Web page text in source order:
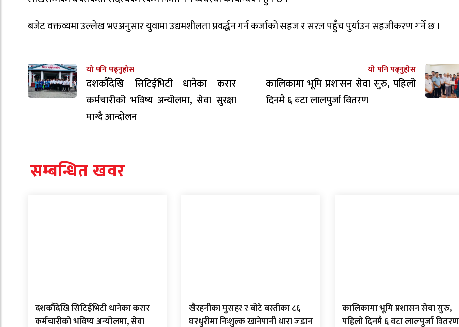
बजेट वक्तव्यमा उल्लेख भएअनुसार युवामा उद्यमशीलता प्रवर्द्धन गर्न कर्जाको सहज र सरल पहुँच पुर्याउन सहजीकरण गर्ने छ ।
यो पनि पढ्नुहोस
दशकौँदेखि सिटिईभिटी धानेका करार
कर्मचारीको भविष्य अन्योलमा, सेवा सुरक्षा
माग्दै आन्दोलन
यो पनि पढ्नुहोस
कालिकामा भूमि प्रशासन सेवा सुरु, पहिलो
दिनमै ६ वटा लालपुर्जा वितरण
सम्बन्धित खवर
दशकौँदेखि सिटिईभिटी धानेका करार
कर्मचारीको भविष्य अन्योलमा, सेवा
खैरहनीका मुसहर र बोटे बस्तीका ८६
घरधुरीमा निःशुल्क खानेपानी धारा जडान
कालिकामा भूमि प्रशासन सेवा सुरु,
पहिलो दिनमै ६ वटा लालपुर्जा वितरण